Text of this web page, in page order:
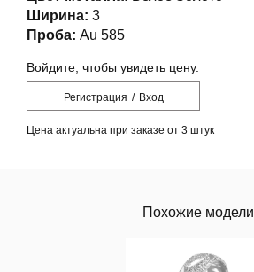
Ширина: 3
Проба: Au 585
Войдите, чтобы увидеть цену.
Регистрация / Вход
Цена актуальна при заказе от 3 штук
Похожие модели